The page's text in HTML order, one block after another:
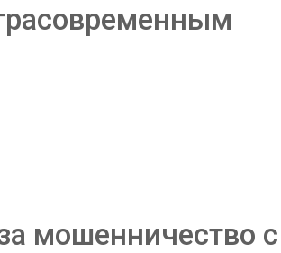
мошенничество